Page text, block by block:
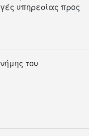
υπηρεσίας προς
του